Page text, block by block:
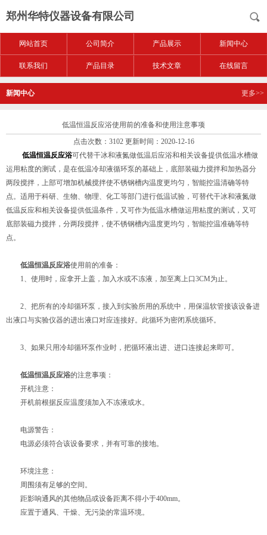
郑州华特仪器设备有限公司
网站首页 公司简介 产品展示 新闻中心
联系我们 产品目录 技术文章 在线留言
新闻中心 更多>>
低温恒温反应浴使用前的准备和使用注意事项
点击次数：3102 更新时间：2020-12-16
低温恒温反应浴可代替干冰和液氮做低温后应浴和相关设备提供低温水槽做
运用粘度的测试，是在低温冷却液循环泵的基础上，底部装磁力搅拌和加热器分
两段搅拌，上部可增加机械搅拌使不锈钢槽内温度更均匀，智能控温清确等特
点。适用于科研、生物、物理、化工等部门进行低温试验，可替代干冰和液氮做
低温反应和相关设备提供低温条件，又可作为低温水槽做运用粘度的测试，又可
底部装磁力搅拌，分两段搅拌，使不锈钢槽内温度更均匀，智能控温准确等特
点。
低温恒温反应浴使用前的准备：
1、使用时，应拿开上盖，加入水或不冻液，加至离上口3CM为止。
2、把所有的冷却循环泵，接入到实验所用的系统中，用保温软管接该设备进
出液口与实验仪器的进出液口对应连接好。此循环为密闭系统循环。
3、如果只用冷却循环泵作业时，把循环液出进、进口连接起来即可。
低温恒温反应浴的注意事项：
开机注意：
开机前根据反应温度须加入不冻液或水。
电源警告：
电源必须符合该设备要求，并有可靠的接地。
环境注意：
周围须有足够的空间。
距影响通风的其他物品或设备距离不得小于400mm。
应置于通风、干燥、无污染的常温环境。